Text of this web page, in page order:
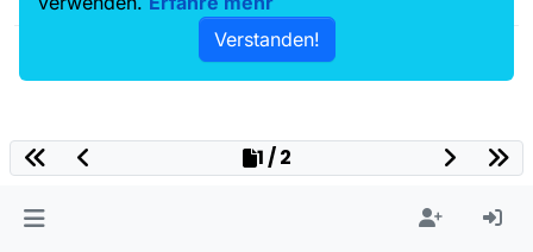
23 42.6k
Beiträge
1 / 2
Verstanden!